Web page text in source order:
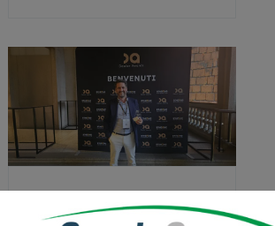
Premio ad Antonio
Carlisi: valorizzata